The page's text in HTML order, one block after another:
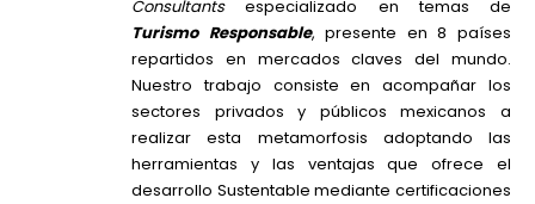
Consultantsespecializado en temas de
Turismo Responsable, presente en 8 países
repartidos en mercados claves del mundo.
Nuestro trabajo consiste en acompañar los
sectores privados y públicos mexicanos a
realizar esta metamorfosis adoptando las
herramientas y las ventajas que ofrece el
desarrollo Sustentable mediante certificaciones